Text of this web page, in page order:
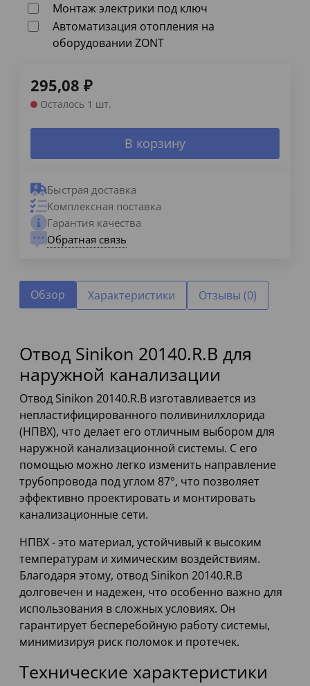
Монтаж электрики под ключ
Автоматизация отопления на
оборудовании ZONT
295,08 ₽
Осталось 1 шт.
В корзину
Быстрая доставка
Комплексная поставка
Гарантия качества
Обратная связь
Обзор Характеристики Отзывы (0)
Отвод Sinikon 20140.R.B для
наружной канализации
Отвод Sinikon 20140.R.B изготавливается из
непластифицированного поливинилхлорида
(НПВХ), что делает его отличным выбором для
наружной канализационной системы. С его
помощью можно легко изменить направление
трубопровода под углом 87°, что позволяет
эффективно проектировать и монтировать
канализационные сети.
НПВХ - это материал, устойчивый к высоким
температурам и химическим воздействиям.
Благодаря этому, отвод Sinikon 20140.R.B
долговечен и надежен, что особенно важно для
использования в сложных условиях. Он
гарантирует бесперебойную работу системы,
минимизируя риск поломок и протечек.
Технические характеристики